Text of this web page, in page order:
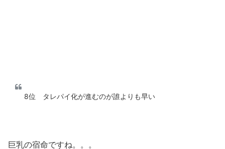
8位 タレパイ化が進むのが誰よりも早い
巨乳の宿命ですね。。。